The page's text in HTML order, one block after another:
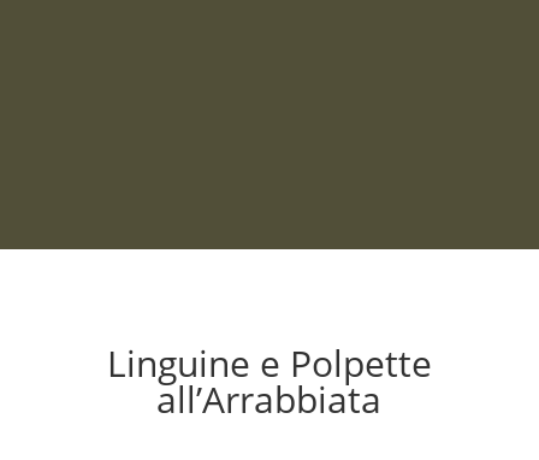
Linguine e Polpette
all’Arrabbiata